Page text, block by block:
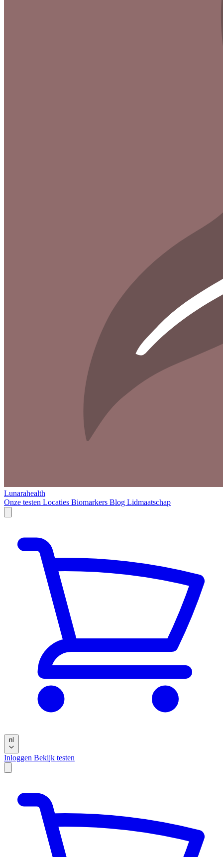
Lunarahealth
Onze testen Locaties Biomarkers Blog Lidmaatschap
nl
Inloggen Bekijk testen